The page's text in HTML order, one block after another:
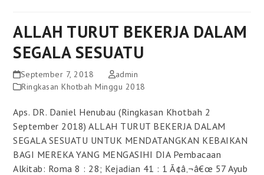
ALLAH TURUT BEKERJA DALAM
SEGALA SESUATU
September 7, 2018
admin
Ringkasan Khotbah Minggu 2018
Aps. DR. Daniel Henubau (Ringkasan Khotbah 2
September 2018) ALLAH TURUT BEKERJA DALAM
SEGALA SESUATU UNTUK MENDATANGKAN KEBAIKAN
BAGI MEREKA YANG MENGASIHI DIA Pembacaan
Alkitab: Roma 8 : 28; Kejadian 41 : 1 Ã¢â‚¬â€œ 57 Ayub